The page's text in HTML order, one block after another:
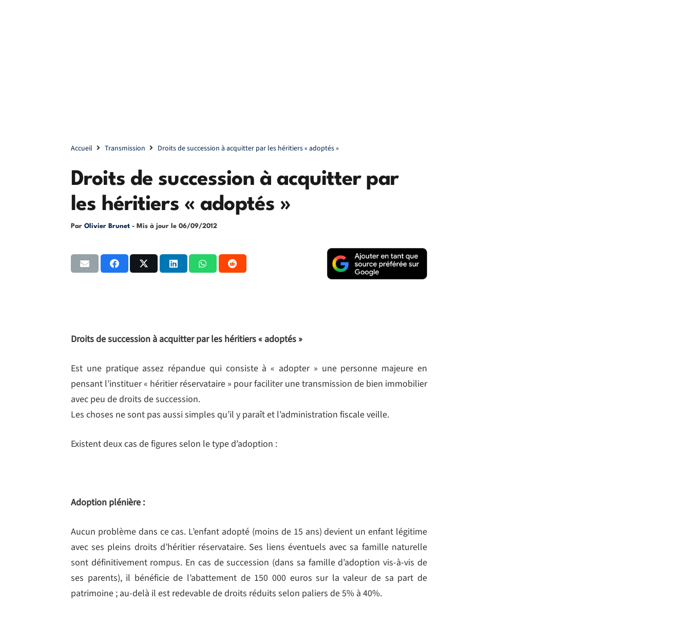
Accueil Transmission Droits de succession à acquitter par les héritiers « adoptés »
Droits de succession à acquitter par
les héritiers « adoptés »
Par Olivier Brunet - Mis à jour le 06/09/2012
Droits de succession à acquitter par les héritiers « adoptés »
Est une pratique assez répandue qui consiste à « adopter » une personne majeure en
pensant l’instituer « héritier réservataire » pour faciliter une transmission de bien immobilier
avec peu de droits de succession.
Les choses ne sont pas aussi simples qu’il y paraît et l’administration fiscale veille.
Existent deux cas de figures selon le type d’adoption :
Adoption plénière :
Aucun problème dans ce cas. L’enfant adopté (moins de 15 ans) devient un enfant légitime
avec ses pleins droits d’héritier réservataire. Ses liens éventuels avec sa famille naturelle
sont définitivement rompus. En cas de succession (dans sa famille d’adoption vis-à-vis de
ses parents), il bénéficie de l’abattement de 150 000 euros sur la valeur de sa part de
patrimoine ; au-delà il est redevable de droits réduits selon paliers de 5% à 40%.